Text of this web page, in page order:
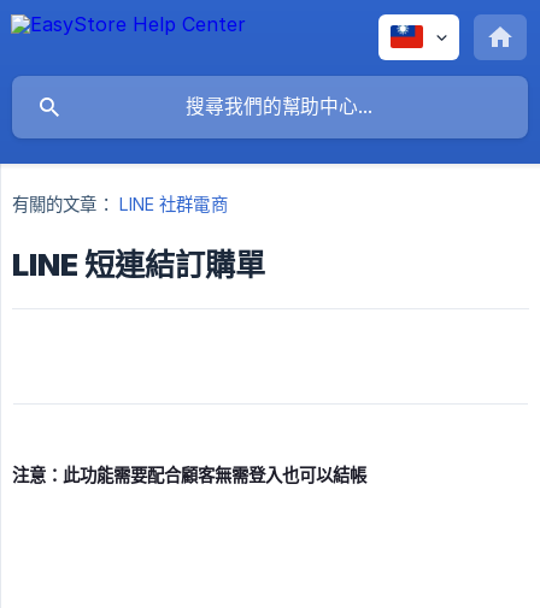
有關的文章： LINE 社群電商
LINE 短連結訂購單
注意：此功能需要配合顧客無需登入也可以結帳